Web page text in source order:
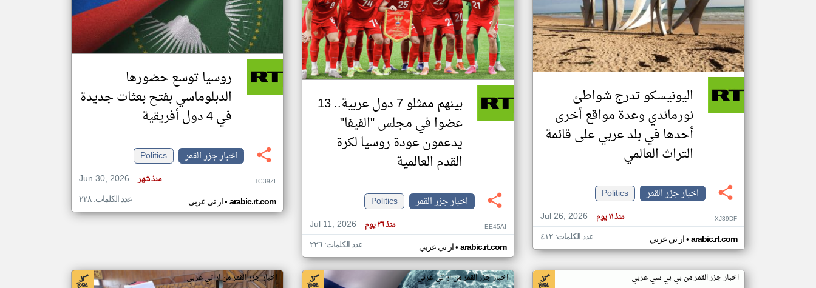
تغيير الدولة
اخبار جزر القمر على مدار الساعة
أهم اخبار جزر القمر العاجلة والمباشرة
اليونيسكو تدرج شواطئ
نورماندي وعدة مواقع أخرى
أحدها في بلد عربي على قائمة
التراث العالمي
اخبار جزر القمر
Politics
Jul 26, 2026
منذ ١١ يوم XJ39DF
ار تي عربي• arabic.rt.com عدد الكلمات: ٤١٢
بينهم ممثلو 7 دول عربية.. 13
عضوا في مجلس "الفيفا"
يدعمون عودة روسيا لكرة
القدم العالمية
اخبار جزر القمر
Politics
Jul 11, 2026
منذ ٢٦ يوم EE45AI
ار تي عربي• arabic.rt.com عدد الكلمات: ٢٢٦
روسيا توسع حضورها
الدبلوماسي بفتح بعثات جديدة
في 4 دول أفريقية
اخبار جزر القمر
Politics
Jun 30, 2026
منذ شهر TG39ZI
ار تي عربي• arabic.rt.com عدد الكلمات: ٢٢٨
اخبار جزر القمر من بي بي سي عربي اخبار جزر القمر من ار تي عربي اخبار جزر القمر من ار تي عربي
klyoum.com